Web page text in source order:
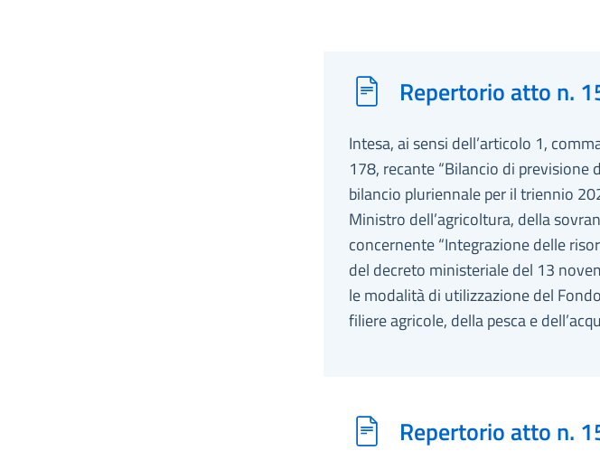
Repertorio atto n.
Intesa, ai sensi dell’articolo 1,
178, recante “Bilancio di previsione
bilancio pluriennale per il triennio
Ministro dell’agricoltura, della
concernente “Integrazione delle
del decreto ministeriale del 13
le modalità di utilizzazione del
filiere agricole, della pesca e
Repertorio atto n.